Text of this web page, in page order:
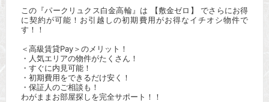
この『パークリュクス白金高輪』は 【敷金ゼロ】 でさらにお得
に契約が可能！お引越しの初期費用がお得なイチオシ物件で
す！！
＜高級賃貸Pay＞のメリット！
・人気エリアの物件がたくさん！
・すぐに内見可能！
・初期費用をできるだけ安く！
・保証人のご相談も！
わがままお部屋探しを完全サポート！！